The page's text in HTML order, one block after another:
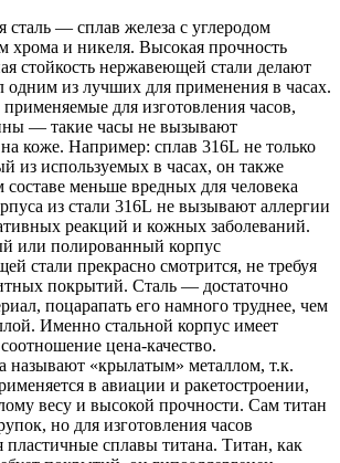
— сплав железа с углеродом
хрома и никеля. Высокая прочность
стойкость нержавеющей стали делают
одним из лучших для применения в часах.
для изготовления часов,
— такие часы не вызывают
коже. Например: сплав 316L не только
из используемых в часах, он также
составе меньше вредных для человека
из стали 316L не вызывают аллергии
реакций и кожных заболеваний.
или полированный корпус
стали прекрасно смотрится, не требуя
покрытий. Сталь — достаточно
поцарапать его намного труднее, чем
Именно стальной корпус имеет
цена-качество.
называют «крылатым» металлом, т.к.
в авиации и ракетостроении,
весу и высокой прочности. Сам титан
но для изготовления часов
пластичные сплавы титана. Титан, как